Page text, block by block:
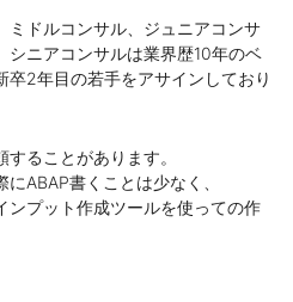
ミドルコンサル、ジュニアコンサ
シニアコンサルは業界歴10年のベ
卒2年目の若手をアサインしており
ることがあります。
ABAP書くことは少なく、
ンプット作成ツールを使っての作